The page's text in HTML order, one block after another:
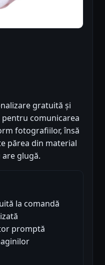
gratuită și
comunicarea
fotografiilor, însă
părea din material
glugă.
la comandă
promptă